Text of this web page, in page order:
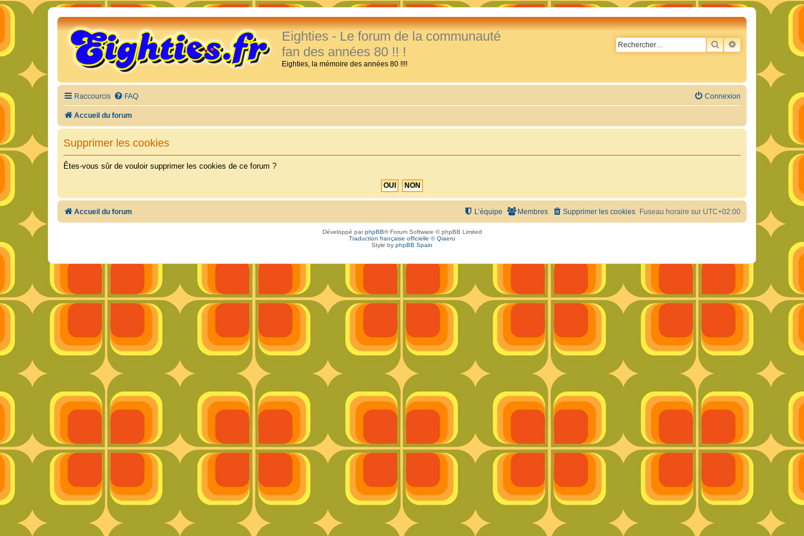
Eighties - Le forum de la communauté
fan des années 80 !! !
Eighties, la mémoire des années 80 !!!!
RECHERCHER
RECHERCHE
Raccourcis FAQ Connexion
Accueil du forum
Supprimer les cookies
Êtes-vous sûr de vouloir supprimer les cookies de ce forum ?
Accueil du forum Fuseau horaire sur UTC+02:00
Supprimer les cookies
Membres
L’équipe
Développé parphpBB® Forum Software © phpBB Limited
Traduction française officielle ©Qiaeru
Style by phpBB Spain